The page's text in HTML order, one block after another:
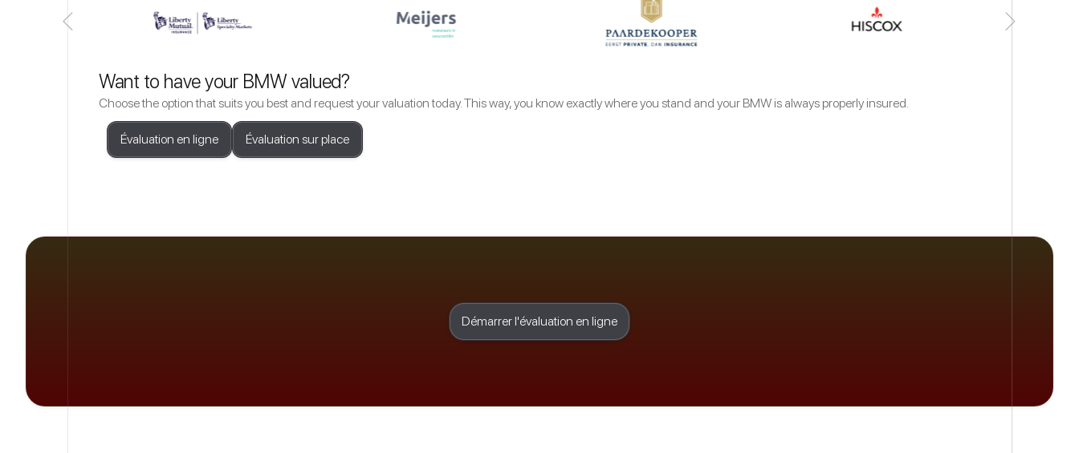
Want to have your BMW valued?
Choose the option that suits you best and request your valuation today. This way, you know exactly where you stand and your BMW is always properly insured.
Évaluation en ligne Évaluation sur place
Démarrer l'évaluation en ligne